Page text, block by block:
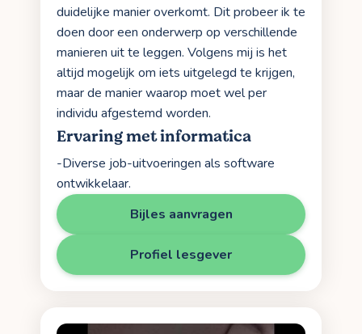
duidelijke manier overkomt. Dit probeer ik te
doen door een onderwerp op verschillende
manieren uit te leggen. Volgens mij is het
altijd mogelijk om iets uitgelegd te krijgen,
maar de manier waarop moet wel per
individu afgestemd worden.
Ervaring met informatica
-Diverse job-uitvoeringen als software
ontwikkelaar.
Bijles aanvragen
Profiel lesgever